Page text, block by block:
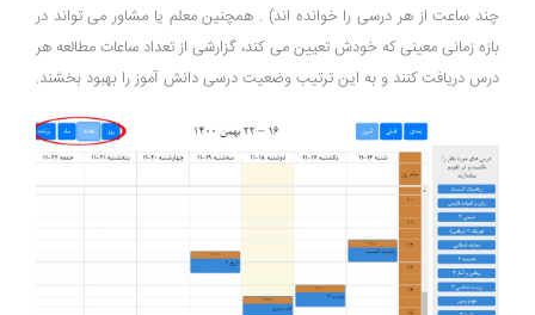
چند ساعت از هر درسی را خوانده اند) . همچنین معلم یا مشاور می تواند در
بازه زمانی معینی که خودش تعیین می کند، گزارشی از تعداد ساعات مطالعه هر
درس دریافت کنند و به این ترتیب وضعیت درسی دانش آموز را بهبود بخشند.